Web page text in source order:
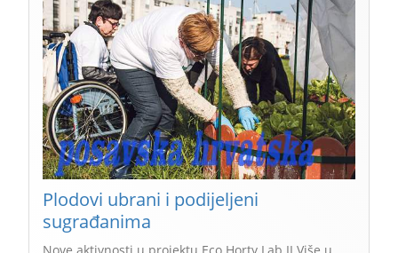
Plodovi ubrani i podijeljeni
sugrađanima